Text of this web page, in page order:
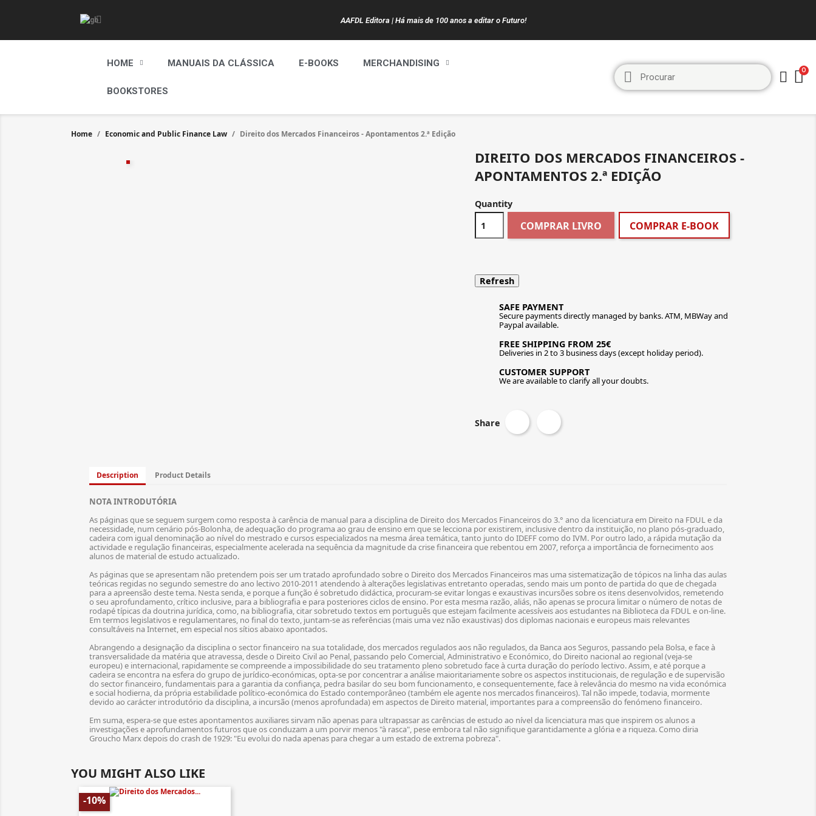
AAFDL Editora | Há mais de 100 anos a editar o Futuro!
HOME MANUAIS DA CLÁSSICA E-BOOKS MERCHANDISING
BOOKSTORES
Home Economic and Public Finance Law Direito dos Mercados Financeiros - Apontamentos 2.ª Edição
DIREITO DOS MERCADOS FINANCEIROS -
APONTAMENTOS 2.ª EDIÇÃO
Quantity
COMPRAR LIVRO COMPRAR E-BOOK
SAFE PAYMENT
Secure payments directly managed by banks. ATM, MBWay and
Paypal available.
FREE SHIPPING FROM 25€
Deliveries in 2 to 3 business days (except holiday period).
CUSTOMER SUPPORT
We are available to clarify all your doubts.
Share
Description Product Details
NOTA INTRODUTÓRIA
As páginas que se seguem surgem como resposta à carência de manual para a disciplina de Direito dos Mercados Financeiros do 3.° ano da licenciatura em Direito na FDUL e da
necessidade, num cenário pós-Bolonha, de adequação do programa ao grau de ensino em que se lecciona por existirem, inclusive dentro da instituição, no plano pós-graduado,
cadeira com igual denominação ao nível do mestrado e cursos especializados na mesma área temática, tanto junto do IDEFF como do IVM. Por outro lado, a rápida mutação da
actividade e regulação financeiras, especialmente acelerada na sequência da magnitude da crise financeira que rebentou em 2007, reforça a importância de fornecimento aos
alunos de material de estudo actualizado.
As páginas que se apresentam não pretendem pois ser um tratado aprofundado sobre o Direito dos Mercados Financeiros mas uma sistematização de tópicos na linha das aulas
teóricas regidas no segundo semestre do ano lectivo 2010-2011 atendendo à alterações legislativas entretanto operadas, sendo mais um ponto de partida do que de chegada
para a apreensão deste tema. Nesta senda, e porque a função é sobretudo didáctica, procuram-se evitar longas e exaustivas incursões sobre os itens desenvolvidos, remetendo
o seu aprofundamento, crítico inclusive, para a bibliografia e para posteriores ciclos de ensino. Por esta mesma razão, aliás, não apenas se procura limitar o número de notas de
rodapé típicas da doutrina jurídica, como, na bibliografia, citar sobretudo textos em português que estejam facilmente acessíveis aos estudantes na Biblioteca da FDUL e on-line.
Em termos legislativos e regulamentares, no final do texto, juntam-se as referências (mais uma vez não exaustivas) dos diplomas nacionais e europeus mais relevantes
consultáveis na Internet, em especial nos sítios abaixo apontados.
Abrangendo a designação da disciplina o sector financeiro na sua totalidade, dos mercados regulados aos não regulados, da Banca aos Seguros, passando pela Bolsa, e face à
transversalidade da matéria que atravessa, desde o Direito Civil ao Penal, passando pelo Comercial, Administrativo e Económico, do Direito nacional ao regional (veja-se
europeu) e internacional, rapidamente se compreende a impossibilidade do seu tratamento pleno sobretudo face à curta duração do período lectivo. Assim, e até porque a
cadeira se encontra na esfera do grupo de jurídico-económicas, opta-se por concentrar a análise maioritariamente sobre os aspectos institucionais, de regulação e de supervisão
do sector financeiro, fundamentais para a garantia da confiança, pedra basilar do seu bom funcionamento, e consequentemente, face à relevância do mesmo na vida económica
e social hodierna, da própria estabilidade político-económica do Estado contemporâneo (também ele agente nos mercados financeiros). Tal não impede, todavia, mormente
devido ao carácter introdutório da disciplina, a incursão (menos aprofundada) em aspectos de Direito material, importantes para a compreensão do fenómeno financeiro.
Em suma, espera-se que estes apontamentos auxiliares sirvam não apenas para ultrapassar as carências de estudo ao nível da licenciatura mas que inspirem os alunos a
investigações e aprofundamentos futuros que os conduzam a um porvir menos "à rasca", pese embora tal não signifique garantidamente a glória e a riqueza. Como diria
Groucho Marx depois do crash de 1929: "Eu evolui do nada apenas para chegar a um estado de extrema pobreza".
YOU MIGHT ALSO LIKE
-10%